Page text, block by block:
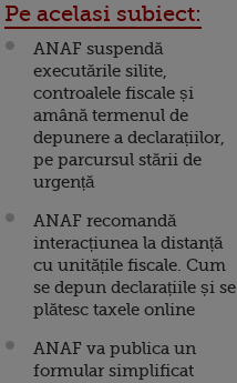
Pe acelasi subiect:
ANAF suspendă
executările silite,
controalele fiscale și
amână termenul de
depunere a declarațiilor,
pe parcursul stării de
urgență
ANAF recomandă
interacțiunea la distanță
cu unitățile fiscale. Cum
se depun declarațiile și se
plătesc taxele online
ANAF va publica un
formular simplificat